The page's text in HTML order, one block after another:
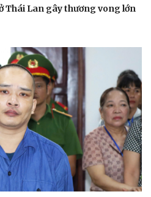
Podcast
Câu chuyện thời sự
Đọc truyện đêm khuya
Cửa sổ tình yêu
Kể chuyện cho bé
Hạt giống tâm hồn
Thái Lan gây thương vong lớn